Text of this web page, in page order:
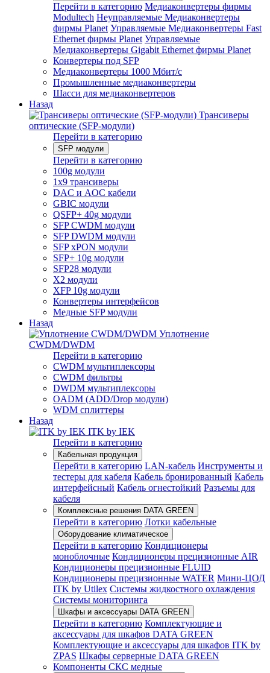
Перейти в категорию Медиаконвертеры фирмы
Modultech Неуправляемые Медиаконвертеры
фирмы Planet Управляемые Медиаконвертеры Fast
Ethernet фирмы Planet Управляемые
Медиаконвертеры Gigabit Ethernet фирмы Planet
Конвертеры под SFP
Медиаконвертеры 1000 Мбит/с
Промышленные медиаконвертеры
Шасси для медиаконвертеров
Назад
Трансиверы
оптические (SFP-модули)
Перейти в категорию
SFP модули
Перейти в категорию
100g модули
1x9 трансиверы
DAC и AOC кабели
GBIC модули
QSFP+ 40g модули
SFP CWDM модули
SFP DWDM модули
SFP xPON модули
SFP+ 10g модули
SFP28 модули
X2 модули
XFP 10g модули
Конвертеры интерфейсов
Медные SFP модули
Назад
Уплотнение
CWDM/DWDM
Перейти в категорию
CWDM мультиплексоры
CWDM фильтры
DWDM мультиплексоры
OADM (ADD/Drop модули)
WDM сплиттеры
Назад
ITK by IEK
Перейти в категорию
Кабельная продукция
Перейти в категорию LAN-кабель Инструменты и
тестеры для кабеля Кабель бронированный Кабель
интерфейсный Кабель огнестойкий Разъемы для
кабеля
Комплексные решения DATA GREEN
Перейти в категорию Лотки кабельные
Оборудование климатическое
Перейти в категорию Кондиционеры
моноблочные Кондиционеры прецизионные AIR
Кондиционеры прецизионные FLUID
Кондиционеры прецизионные WATER Мини-ЦОД
ITK by Utilex Системы жидкостного охлаждения
Системы мониторинга
Шкафы и аксессуары DATA GREEN
Перейти в категорию Комплектующие и
аксессуары для шкафов DATA GREEN
Комплектующие и аксессуары для шкафов ITK by
ZPAS Шкафы серверные DATA GREEN
Компоненты СКС медные